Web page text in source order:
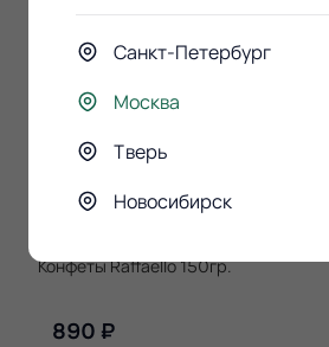
Конфеты Raffaello 150гр.
890 ₽
Санкт-Петербург
Москва
Тверь
Новосибирск